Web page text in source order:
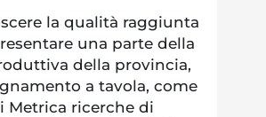
la qualità raggiunta
una parte della
della provincia,
a tavola, come
Metrica ricerche di